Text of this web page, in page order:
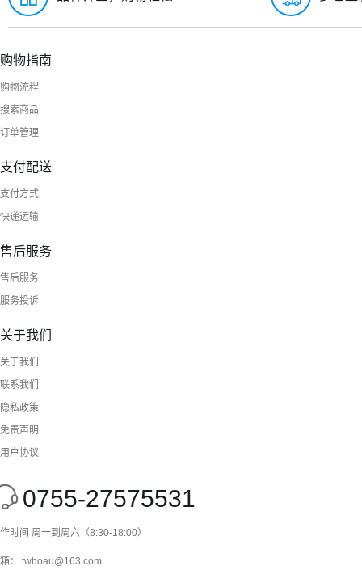
购物指南
购物流程
搜索商品
订单管理
支付配送
支付方式
快递运输
售后服务
售后服务
服务投诉
关于我们
关于我们
联系我们
隐私政策
免责声明
用户协议
0755-27575531
时间 周一到周六（8:30-18:00）
： twhoau@163.com